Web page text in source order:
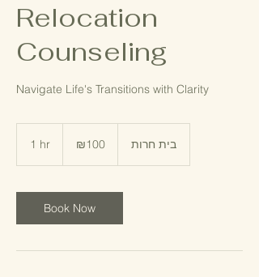
Relocation
Counseling
Navigate Life's Transitions with Clarity
1 hr ₪100 בית חרות
Book Now